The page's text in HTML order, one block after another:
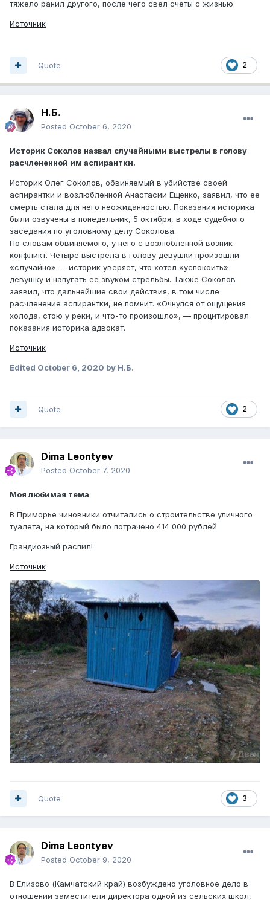
тяжело ранил другого, после чего свел счеты с жизнью.
Источник
2
Quote
Н.Б.
Posted October 6, 2020
Историк Соколов назвал случайными выстрелы в голову
расчлененной им аспирантки.
Историк Олег Соколов, обвиняемый в убийстве своей
аспирантки и возлюбленной Анастасии Ещенко, заявил, что ее
смерть стала для него неожиданностью. Показания историка
были озвучены в понедельник, 5 октября, в ходе судебного
заседания по уголовному делу Соколова.
По словам обвиняемого, у него с возлюбленной возник
конфликт. Четыре выстрела в голову девушки произошли
«случайно» — историк уверяет, что хотел «успокоить»
девушку и напугать ее звуком стрельбы. Также Соколов
заявил, что дальнейшие свои действия, в том числе
расчленение аспирантки, не помнит. «Очнулся от ощущения
холода, стою у реки, и что-то произошло», — процитировал
показания историка адвокат.
Источник
Edited October 6, 2020 by Н.Б.
2
Quote
Dima Leontyev
Posted October 7, 2020
Моя любимая тема
В Приморье чиновники отчитались о строительстве уличного
туалета, на который было потрачено 414 000 рублей
Грандиозный распил!
Источник
3
Quote
Dima Leontyev
Posted October 9, 2020
В Елизово (Камчатский край) возбуждено уголовное дело в
отношении заместителя директора одной из сельских школ,